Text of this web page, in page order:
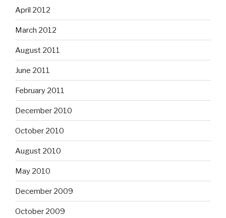
April 2012
March 2012
August 2011
June 2011
February 2011
December 2010
October 2010
August 2010
May 2010
December 2009
October 2009